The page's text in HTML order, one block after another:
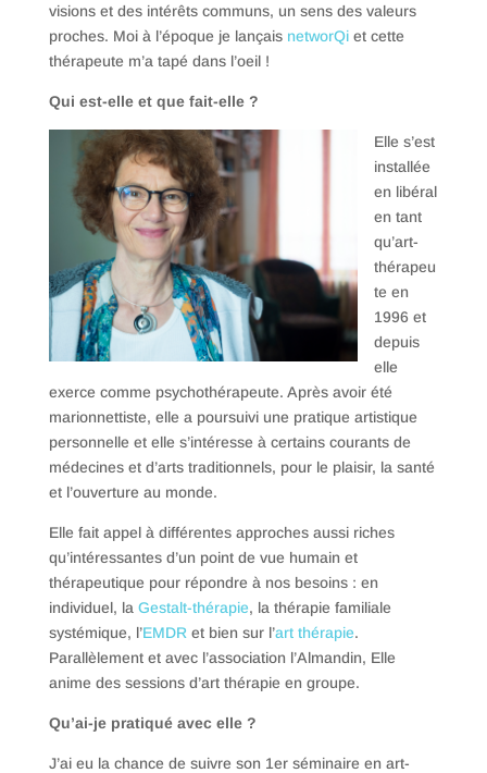
visions et des intérêts communs, un sens des valeurs
proches. Moi à l’époque je lançais networQiet cette
thérapeute m’a tapé dans l’oeil !
Qui est-elle et que fait-elle ?
Elle s’est
installée
en libéral
en tant
qu’art-
thérapeu
te en
1996 et
depuis
elle
exerce comme psychothérapeute. Après avoir été
marionnettiste, elle a poursuivi une pratique artistique
personnelle et elle s’intéresse à certains courants de
médecines et d’arts traditionnels, pour le plaisir, la santé
et l’ouverture au monde.
Elle fait appel à différentes approches aussi riches
qu’intéressantes d’un point de vue humain et
thérapeutique pour répondre à nos besoins : en
individuel, la Gestalt-thérapie, la thérapie familiale
systémique, l’EMDR et bien sur l’art thérapie.
Parallèlement et avec l’association l’Almandin, Elle
anime des sessions d’art thérapie en groupe.
Qu’ai-je pratiqué avec elle ?
J’ai eu la chance de suivre son 1er séminaire en art-